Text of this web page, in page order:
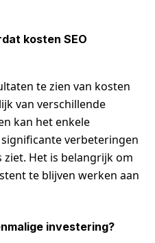
kosten SEO
te zien van kosten
van verschillende
kan het enkele
verbeteringen
Het is belangrijk om
te blijven werken aan
investering?